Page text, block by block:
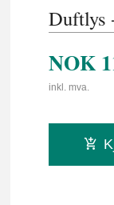
Duftlys
NOK
inkl. mva.